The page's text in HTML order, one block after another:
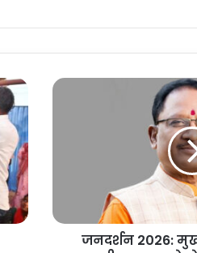
ज
6
जनदर्शन 2026: